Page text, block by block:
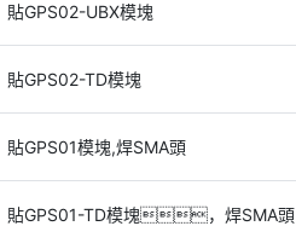
貼GPS02-UBX模塊
貼GPS02-TD模塊
貼GPS01模塊,焊SMA頭
貼GPS01-TD模塊，焊SMA頭